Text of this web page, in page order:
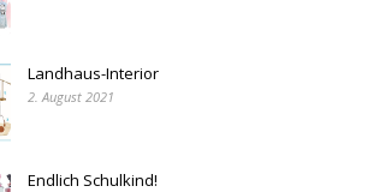
Landhaus-Interior
2. August 2021
Endlich Schulkind!